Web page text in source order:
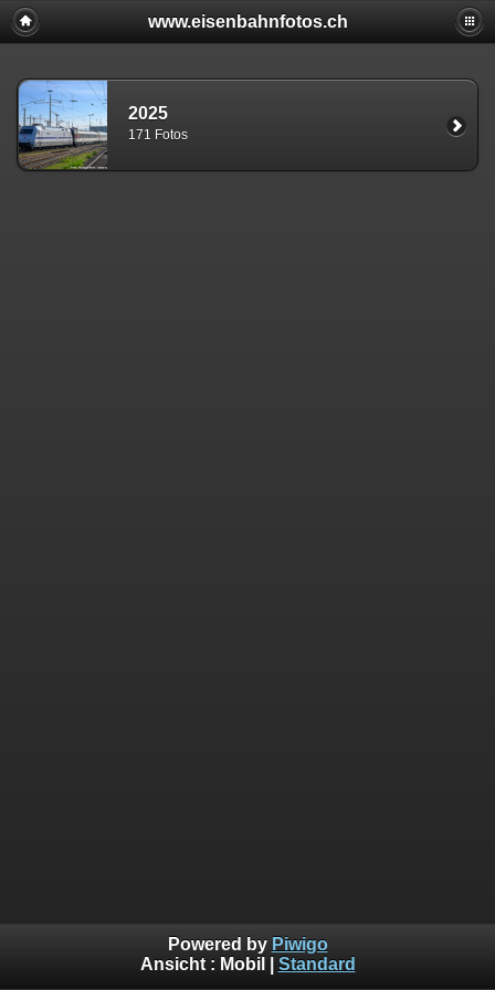
www.eisenbahnfotos.ch
2025
171 Fotos
Powered by Piwigo
Ansicht : Mobil Standard